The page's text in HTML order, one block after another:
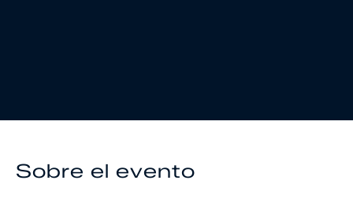
Sobre el evento